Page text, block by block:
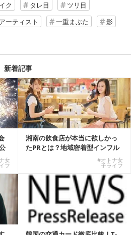
ク タレ目
ツリ目
ーティスト 一重まぶた
影
新着記事
女
フ
湘南の飲食店が本当に欲しかっ
たPRとは？地域密着型インフル
#オトナ女
子ライフ